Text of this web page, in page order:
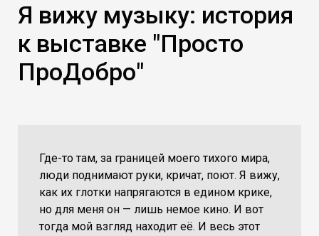
Я вижу музыку: история
к выставке "Просто
ПроДобро"
Где-то там, за границей моего тихого мира,
люди поднимают руки, кричат, поют. Я вижу,
как их глотки напрягаются в едином крике,
но для меня он — лишь немое кино. И вот
тогда мой взгляд находит её. И весь этот